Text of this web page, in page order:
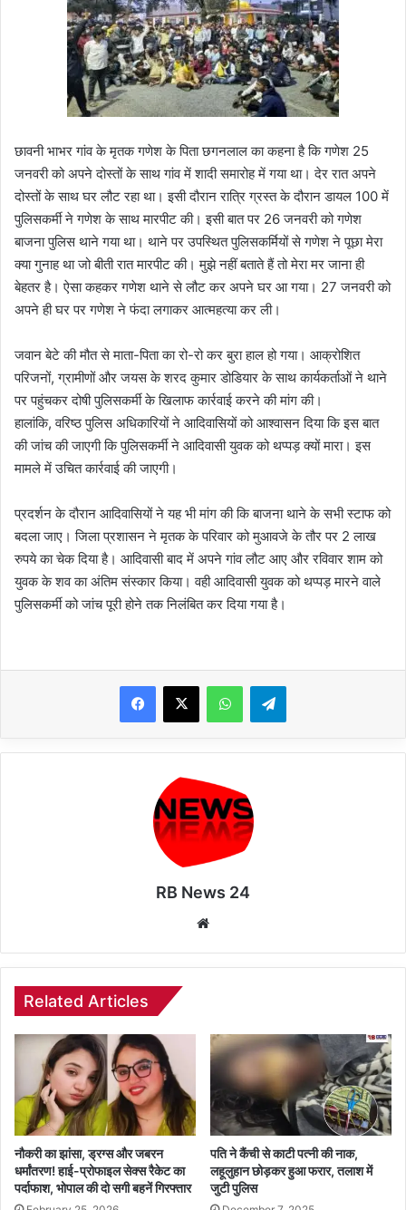
छावनी भाभर गांव के मृतक गणेश के पिता छगनलाल का कहना है कि गणेश 25
जनवरी को अपने दोस्तों के साथ गांव में शादी समारोह में गया था। देर रात अपने
दोस्तों के साथ घर लौट रहा था। इसी दौरान रात्रि ग्रस्त के दौरान डायल 100 में
पुलिसकर्मी ने गणेश के साथ मारपीट की। इसी बात पर 26 जनवरी को गणेश
बाजना पुलिस थाने गया था। थाने पर उपस्थित पुलिसकर्मियों से गणेश ने पूछा मेरा
क्या गुनाह था जो बीती रात मारपीट की। मुझे नहीं बताते हैं तो मेरा मर जाना ही
बेहतर है। ऐसा कहकर गणेश थाने से लौट कर अपने घर आ गया। 27 जनवरी को
अपने ही घर पर गणेश ने फंदा लगाकर आत्महत्या कर ली।
जवान बेटे की मौत से माता-पिता का रो-रो कर बुरा हाल हो गया। आक्रोशित
परिजनों, ग्रामीणों और जयस के शरद कुमार डोडियार के साथ कार्यकर्ताओं ने थाने
पर पहुंचकर दोषी पुलिसकर्मी के खिलाफ कार्रवाई करने की मांग की।
हालांकि, वरिष्ठ पुलिस अधिकारियों ने आदिवासियों को आश्‍वासन दिया कि इस बात
की जांच की जाएगी कि पुलिसकर्मी ने आदिवासी युवक को थप्पड़ क्यों मारा। इस
मामले में उचित कार्रवाई की जाएगी।
प्रदर्शन के दौरान आदिवासियों ने यह भी मांग की कि बाजना थाने के सभी स्टाफ को
बदला जाए। जिला प्रशासन ने मृतक के परिवार को मुआवजे के तौर पर 2 लाख
रुपये का चेक दिया है। आदिवासी बाद में अपने गांव लौट आए और रविवार शाम को
युवक के शव का अंतिम संस्कार किया। वही आदिवासी युवक को थप्पड़ मारने वाले
पुलिसकर्मी को जांच पूरी होने तक निलंबित कर दिया गया है।
WhatsAppTelegram
RB News 24
Related Articles
नौकरी का झांसा, ड्रग्स और जबरन
धर्मांतरण! हाई-प्रोफाइल सेक्स रैकेट का
पर्दाफाश, भोपाल की दो सगी बहनें गिरफ्तार
पति ने कैंची से काटी पत्नी की नाक,
लहूलुहान छोड़कर हुआ फरार, तलाश में
जुटी पुलिस